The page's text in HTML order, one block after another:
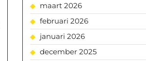
maart 2026
februari 2026
januari 2026
december 2025